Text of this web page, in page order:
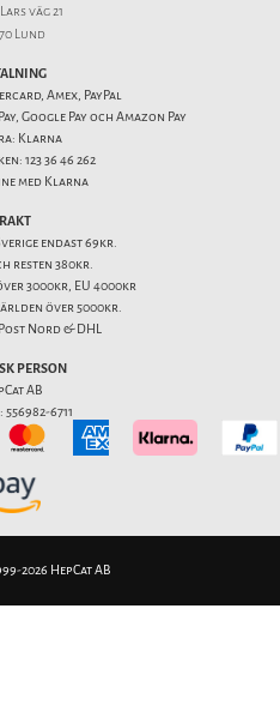
väg 21
Lund
Amex, PayPal
Google Pay och Amazon Pay
Klarna
123 36 46 262
med Klarna
endast 69kr.
resten 380kr.
3000kr, EU 4000kr
över 5000kr.
Nord & DHL
PERSON
AB
556982-6711
2026 HepCat AB